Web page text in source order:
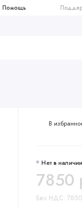
Помощь
Нет в наличии
7850
Без НДС:
В